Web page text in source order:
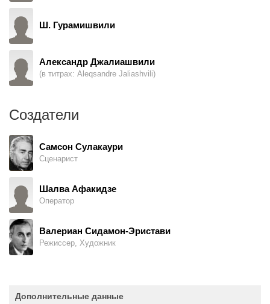
Ш. Гурамишвили
Александр Джалиашвили
(в титрах: Aleqsandre Jaliashvili)
Создатели
Самсон Сулакаури
Сценарист
Шалва Афакидзе
Оператор
Валериан Сидамон-Эристави
Режиссер, Художник
Дополнительные данные